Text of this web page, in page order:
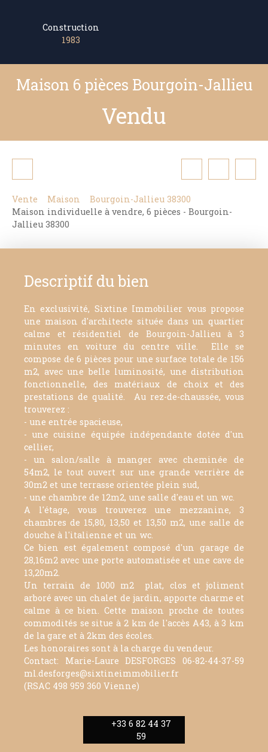
Construction
1983
Maison 6 pièces Bourgoin-Jallieu
Vendu
Vente Maison
Bourgoin-Jallieu 38300
Maison individuelle à vendre, 6 pièces - Bourgoin-
Jallieu 38300
Descriptif du bien
En exclusivité, Sixtine Immobilier vous propose
une maison d'architecte située dans un quartier
calme et résidentiel de Bourgoin-Jallieu à 3
minutes en voiture du centre ville. Elle se
compose de 6 pièces pour une surface totale de 156
m2, avec une belle luminosité, une distribution
fonctionnelle, des matériaux de choix et des
prestations de qualité. Au rez-de-chaussée, vous
trouverez :
- une entrée spacieuse,
- une cuisine équipée indépendante dotée d'un
cellier,
- un salon/salle à manger avec cheminée de
54m2, le tout ouvert sur une grande verrière de
30m2 et une terrasse orientée plein sud,
- une chambre de 12m2, une salle d'eau et un wc.
A l'étage, vous trouverez une mezzanine, 3
chambres de 15,80, 13,50 et 13,50 m2, une salle de
douche à l'italienne et un wc.
Ce bien est également composé d'un garage de
28,16m2 avec une porte automatisée et une cave de
13,20m2.
Un terrain de 1000 m2 plat, clos et joliment
arboré avec un chalet de jardin, apporte charme et
calme à ce bien. Cette maison proche de toutes
commodités se situe à 2 km de l'accès A43, à 3 km
de la gare et à 2km des écoles.
Les honoraires sont à la charge du vendeur.
Contact: Marie-Laure DESFORGES 06-82-44-37-59
ml.desforges@sixtineimmobilier.fr
(RSAC 498 959 360 Vienne)
+33 6 82 44 37
59